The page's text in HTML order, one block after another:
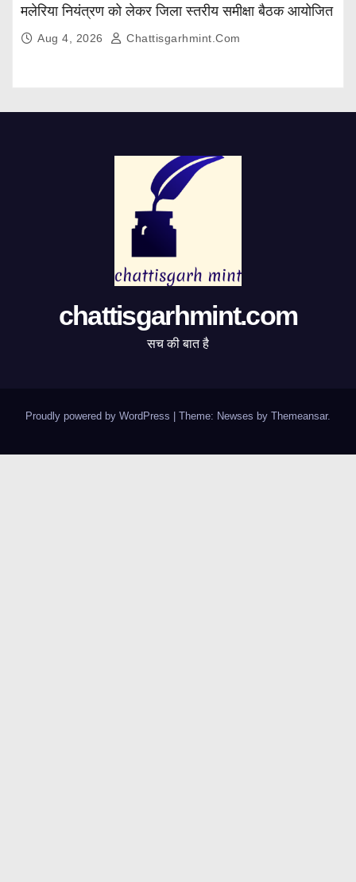
मलेरिया नियंत्रण को लेकर जिला स्तरीय समीक्षा बैठक आयोजित
Aug 4, 2026 Chattisgarhmint.com
chattisgarhmint.com
सच की बात है
Proudly powered by WordPress Theme: Newses by Themeansar.